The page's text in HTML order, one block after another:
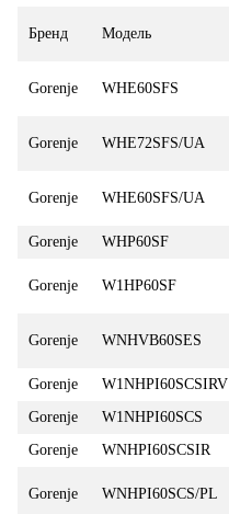
Бренд Модель
Gorenje WHE60SFS
Gorenje WHE72SFS/UA
Gorenje WHE60SFS/UA
Gorenje WHP60SF
Gorenje W1HP60SF
Gorenje WNHVB60SES
Gorenje W1NHPI60SCSIRV
Gorenje
W1NHPI60SCS
Gorenje
WNHPI60SCSIR
Gorenje WNHPI60SCS/PL